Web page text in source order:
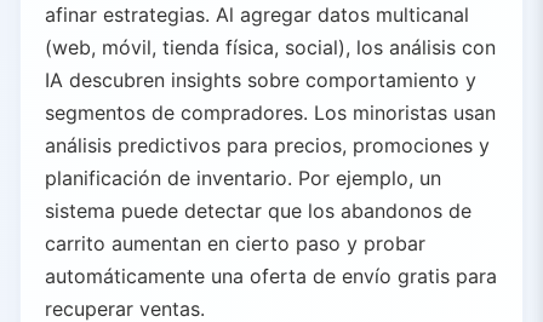
afinar estrategias. Al agregar datos multicanal
(web, móvil, tienda física, social), los análisis con
IA descubren insights sobre comportamiento y
segmentos de compradores. Los minoristas usan
análisis predictivos para precios, promociones y
planificación de inventario. Por ejemplo, un
sistema puede detectar que los abandonos de
carrito aumentan en cierto paso y probar
automáticamente una oferta de envío gratis para
recuperar ventas.